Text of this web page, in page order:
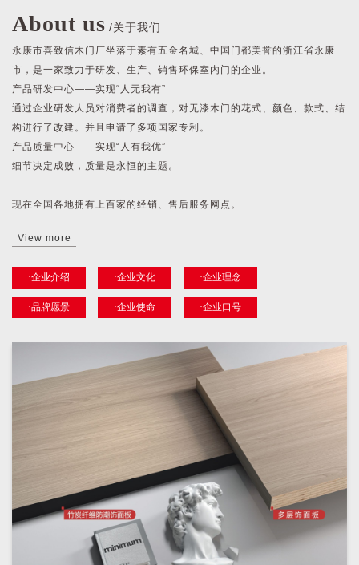
About us /关于我们
永康市喜致信木门厂坐落于素有五金名城、中国门都美誉的浙江省永康
市，是一家致力于研发、生产、销售环保室内门的企业。
产品研发中心——实现“人无我有”
通过企业研发人员对消费者的调查，对无漆木门的花式、颜色、款式、结
构进行了改建。并且申请了多项国家专利。
产品质量中心——实现“人有我优”
细节决定成败，质量是永恒的主题。
现在全国各地拥有上百家的经销、售后服务网点。
View more
·企业介绍 ·企业文化 ·企业理念
·品牌愿景 ·企业使命 ·企业口号